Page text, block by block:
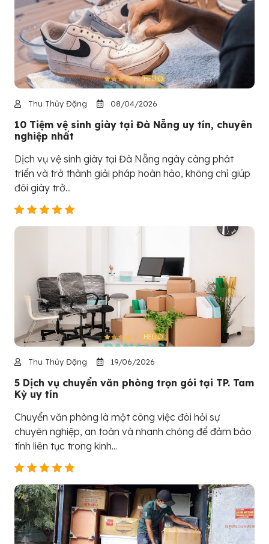
Thu Thủy Đặng 08/04/2026
10 Tiệm vệ sinh giày tại Đà Nẵng uy tín, chuyên
nghiệp nhất
Dịch vụ vệ sinh giày tại Đà Nẵng ngày càng phát
triển và trở thành giải pháp hoàn hảo, không chỉ giúp
đôi giày trở...
Thu Thủy Đặng 19/06/2026
5 Dịch vụ chuyển văn phòng trọn gói tại TP. Tam
Kỳ uy tín
Chuyển văn phòng là một công việc đòi hỏi sự
chuyên nghiệp, an toàn và nhanh chóng để đảm bảo
tính liên tục trong kinh...